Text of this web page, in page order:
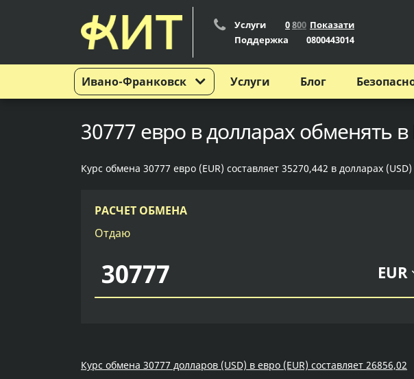
Ивано-Франковск
Услуги 0800 Показати
Поддержка
0800443014
Услуги Блог
30777 евро в долларах обменять
Курс обмена 30777 евро (EUR) составляет 35270,442 в долларах (USD)
РАСЧЕТ ОБМЕНА
Отдаю
EUR
Курс обмена 30777 долларов (USD) в евро (EUR) составляет 26856,02